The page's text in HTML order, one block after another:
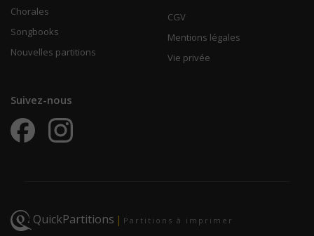
Chorales
Songbooks
Nouvelles partitions
CGV
Mentions légales
Vie privée
Suivez-nous
QuickPartitions | Partitions à imprimer